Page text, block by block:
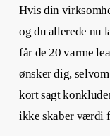
Hvis din
og du allerede nu
får de 20 varme
ønsker dig,
kort sagt
ikke skaber værdi